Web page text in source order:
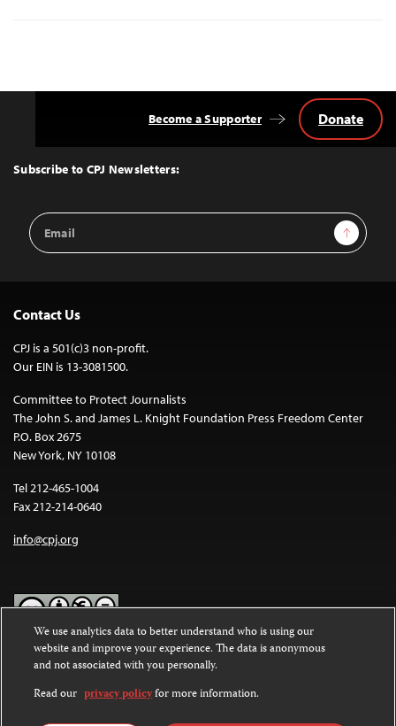
Top
Subscribe to CPJ Newsletters:
Email
Address
Sign Up
Become a Supporter Donate
Contact Us
CPJ is a 501(c)3 non-profit.
Our EIN is 13-3081500.
Committee to Protect Journalists
The John S. and James L. Knight Foundation Press Freedom Center
P.O. Box 2675
New York, NY 10108
Tel 212-465-1004
Fax 212-214-0640
info@cpj.org
Except where noted, text on this website is licensed under a
Commons Attribution-NonCommercial-NoDerivatives 4.0
International License.
We use analytics data to better understand who is using our
website and improve your experience. The data is anonymous
and not associated with you personally.
Read our privacy policyfor more information.